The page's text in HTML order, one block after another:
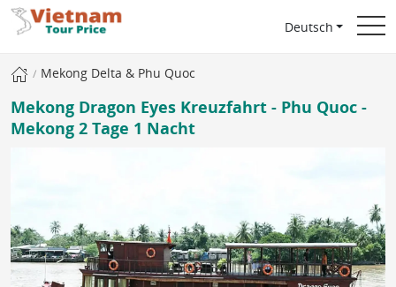
Deutsch
Mekong Delta & Phu Quoc
Mekong Dragon Eyes Kreuzfahrt - Phu Quoc -
Mekong 2 Tage 1 Nacht